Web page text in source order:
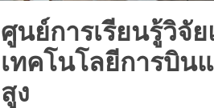
ศูนย์การเรียนรู้วิจั
เทคโนโลยีการบิน
สูง